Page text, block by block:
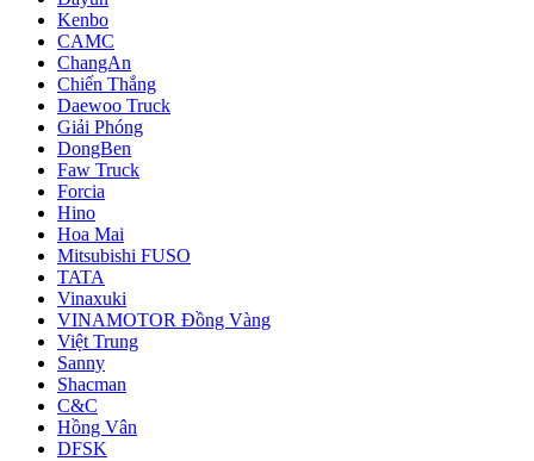
Kenbo
CAMC
ChangAn
Chiến Thắng
Daewoo Truck
Giải Phóng
DongBen
Faw Truck
Forcia
Hino
Hoa Mai
Mitsubishi FUSO
TATA
Vinaxuki
VINAMOTOR Đồng Vàng
Việt Trung
Sanny
Shacman
C&C
Hồng Vân
DFSK